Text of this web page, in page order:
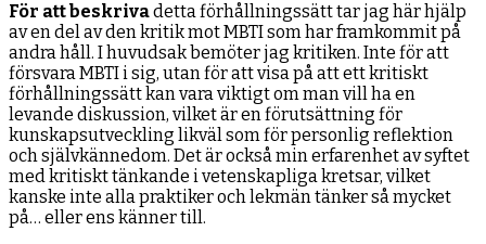
För att beskrivadetta förhållningssätt tar jag här hjälp
av en del av den kritik mot MBTI som har framkommit på
andra håll. I huvudsak bemöter jag kritiken. Inte för att
försvara MBTI i sig, utan för att visa på att ett kritiskt
förhållningssätt kan vara viktigt om man vill ha en
levande diskussion, vilket är en förutsättning för
kunskapsutveckling likväl som för personlig reflektion
och självkännedom. Det är också min erfarenhet av syftet
med kritiskt tänkande i vetenskapliga kretsar, vilket
kanske inte alla praktiker och lekmän tänker så mycket
på… eller ens känner till.